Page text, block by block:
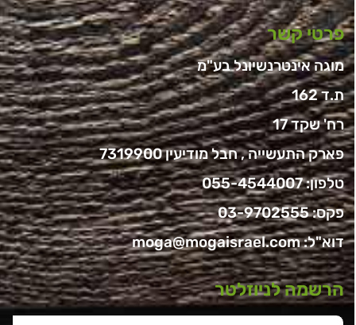
פרטי קשר
מוגה אינטרנשיונל בע"מ
ת.ד 162
רח' שקד 17
פארק התעשייה , חבל מודיעין 7319900
טלפון:055-4544007
פקס: 03-9702555
דוא"ל:moga@mogaisrael.com
הרשמה לניוזלטר